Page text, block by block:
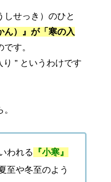
しせっき）のひと
ん）』が「寒の入
です。
” というわけです
われる 『小寒』
至や冬至のよう